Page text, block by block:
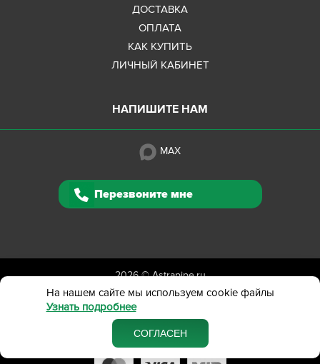
ДОСТАВКА
ОПЛАТА
КАК КУПИТЬ
ЛИЧНЫЙ КАБИНЕТ
НАПИШИТЕ НАМ
MAX
Перезвоните мне
2026 ©Astrapipe.ru
Полная версия сайта
Политика конфиденциальности
Вся представленная на сайте информация приведена
в ознакомительных целях и не является публичной офертой
На нашем сайте мы используем cookie файлы
Узнать подробнее
СОГЛАСЕН